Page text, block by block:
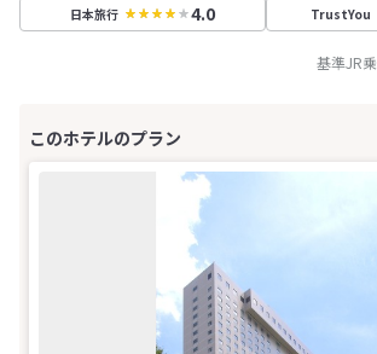
日本旅行 4.0 TrustYou
基準JR